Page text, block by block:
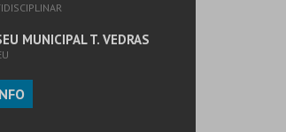
MUNICIPAL T. VEDRAS